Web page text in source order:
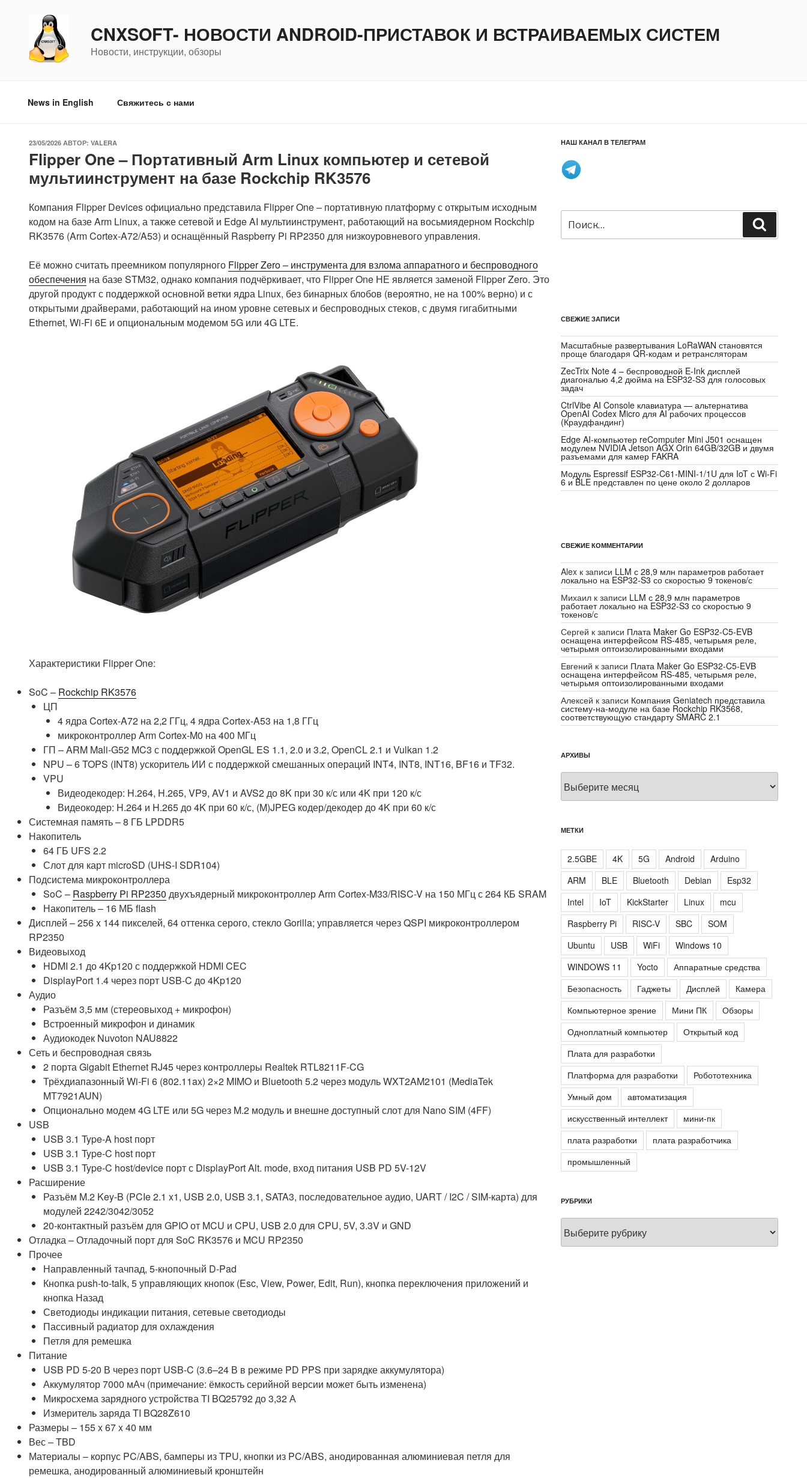
содержимому
CNXSOFT- НОВОСТИ ANDROID-ПРИСТАВОК И ВСТРАИВАЕМЫХ СИСТЕМ
Новости, инструкции, обзоры
News in English Свяжитесь с нами
ОПУБЛИКОВАНО
23/05/2026 АВТОР: VALERA
Flipper One – Портативный Arm Linux компьютер и сетевой
мультиинструмент на базе Rockchip RK3576
Компания Flipper Devices официально представила Flipper One – портативную платформу с открытым исходным
кодом на базе Arm Linux, а также сетевой и Edge AI мультиинструмент, работающий на восьмиядерном Rockchip
RK3576 (Arm Cortex-A72/A53) и оснащённый Raspberry Pi RP2350 для низкоуровневого управления.
Её можно считать преемником популярного Flipper Zero – инструмента для взлома аппаратного и беспроводного
обеспечения на базе STM32, однако компания подчёркивает, что Flipper One НЕ является заменой Flipper Zero. Это
другой продукт с поддержкой основной ветки ядра Linux, без бинарных блобов (вероятно, не на 100% верно) и с
открытыми драйверами, работающий на ином уровне сетевых и беспроводных стеков, с двумя гигабитными
Ethernet, Wi-Fi 6E и опциональным модемом 5G или 4G LTE.
Характеристики Flipper One:
SoC – Rockchip RK3576
ЦП
4 ядра Cortex-A72 на 2,2 ГГц, 4 ядра Cortex-A53 на 1,8 ГГц
микроконтроллер Arm Cortex-M0 на 400 МГц
ГП – ARM Mali-G52 MC3 с поддержкой OpenGL ES 1.1, 2.0 и 3.2, OpenCL 2.1 и Vulkan 1.2
NPU – 6 TOPS (INT8) ускоритель ИИ с поддержкой смешанных операций INT4, INT8, INT16, BF16 и TF32.
VPU
Видеодекодер: H.264, H.265, VP9, AV1 и AVS2 до 8K при 30 к/с или 4K при 120 к/с
Видеокодер: H.264 и H.265 до 4K при 60 к/с, (M)JPEG кодер/декодер до 4K при 60 к/с
Системная память – 8 ГБ LPDDR5
Накопитель
64 ГБ UFS 2.2
Слот для карт microSD (UHS-I SDR104)
Подсистема микроконтроллера
SoC – Raspberry Pi RP2350 двухъядерный микроконтроллер Arm Cortex-M33/RISC-V на 150 МГц с 264 КБ SRAM
Накопитель – 16 МБ flash
Дисплей – 256 x 144 пикселей, 64 оттенка серого, стекло Gorilla; управляется через QSPI микроконтроллером
RP2350
Видеовыход
HDMI 2.1 до 4Kp120 с поддержкой HDMI CEC
DisplayPort 1.4 через порт USB-C до 4Kp120
Аудио
Разъём 3,5 мм (стереовыход + микрофон)
Встроенный микрофон и динамик
Аудиокодек Nuvoton NAU8822
Сеть и беспроводная связь
2 порта Gigabit Ethernet RJ45 через контроллеры Realtek RTL8211F-CG
Трёхдиапазонный Wi-Fi 6 (802.11ax) 2×2 MIMO и Bluetooth 5.2 через модуль WXT2AM2101 (MediaTek
MT7921AUN)
Опционально модем 4G LTE или 5G через M.2 модуль и внешне доступный слот для Nano SIM (4FF)
USB
USB 3.1 Type-A host порт
USB 3.1 Type-C host порт
USB 3.1 Type-C host/device порт с DisplayPort Alt. mode, вход питания USB PD 5V-12V
Расширение
Разъём M.2 Key-B (PCIe 2.1 x1, USB 2.0, USB 3.1, SATA3, последовательное аудио, UART / I2C / SIM-карта) для
модулей 2242/3042/3052
20-контактный разъём для GPIO от MCU и CPU, USB 2.0 для CPU, 5V, 3.3V и GND
Отладка – Отладочный порт для SoC RK3576 и MCU RP2350
Прочее
Направленный тачпад, 5-кнопочный D-Pad
Кнопка push-to-talk, 5 управляющих кнопок (Esc, View, Power, Edit, Run), кнопка переключения приложений и
кнопка Назад
Светодиоды индикации питания, сетевые светодиоды
Пассивный радиатор для охлаждения
Петля для ремешка
Питание
USB PD 5-20 В через порт USB-C (3.6–24 В в режиме PD PPS при зарядке аккумулятора)
Аккумулятор 7000 мАч (примечание: ёмкость серийной версии может быть изменена)
Микросхема зарядного устройства TI BQ25792 до 3,32 А
Измеритель заряда TI BQ28Z610
Размеры – 155 x 67 x 40 мм
Вес – TBD
Материалы – корпус PC/ABS, бамперы из TPU, кнопки из PC/ABS, анодированная алюминиевая петля для
ремешка, анодированный алюминиевый кронштейн
НАШ КАНАЛ В ТЕЛЕГРАМ
Искать:
СВЕЖИЕ ЗАПИСИ
Масштабные развертывания LoRaWAN становятся
проще благодаря QR-кодам и ретрансляторам
ZecTrix Note 4 – беспроводной E-Ink дисплей
диагональю 4,2 дюйма на ESP32-S3 для голосовых
задач
CtrlVibe AI Console клавиатура — альтернатива
OpenAI Codex Micro для AI рабочих процессов
(Краудфандинг)
Edge AI-компьютер reComputer Mini J501 оснащен
модулем NVIDIA Jetson AGX Orin 64GB/32GB и двумя
разъемами для камер FAKRA
Модуль Espressif ESP32-C61-MINI-1/1U для IoT с Wi-Fi
6 и BLE представлен по цене около 2 долларов
СВЕЖИЕ КОММЕНТАРИИ
Alex к записи LLM с 28,9 млн параметров работает
локально на ESP32-S3 со скоростью 9 токенов/с
Михаил к записи LLM с 28,9 млн параметров
работает локально на ESP32-S3 со скоростью 9
токенов/с
Сергей к записи Плата Maker Go ESP32-C5-EVB
оснащена интерфейсом RS-485, четырьмя реле,
четырьмя оптоизолированными входами
Евгений к записи Плата Maker Go ESP32-C5-EVB
оснащена интерфейсом RS-485, четырьмя реле,
четырьмя оптоизолированными входами
Алексей к записи Компания Geniatech представила
систему-на-модуле на базе Rockchip RK3568,
соответствующую стандарту SMARC 2.1
АРХИВЫ
Архивы
МЕТКИ
2.5GBE 4K 5G Android
Arduino
ARM
BLE Bluetooth Debian
Esp32
Intel
IoT KickStarter Linux
mcu
Raspberry Pi
RISC-V SBC
SOM
Ubuntu
USB WiFi
Windows 10
WINDOWS 11
Yocto
Аппаратные средства
Безопасность
Гаджеты Дисплей
Камера
Компьютерное зрение
Мини ПК
Обзоры
Одноплатный компьютер
Открытый код
Плата для разработки
Платформа для разработки
Робототехника
Умный дом
автоматизация
искусственный интеллект
мини-пк
плата разработки
плата разработчика
промышленный
РУБРИКИ
Рубрики